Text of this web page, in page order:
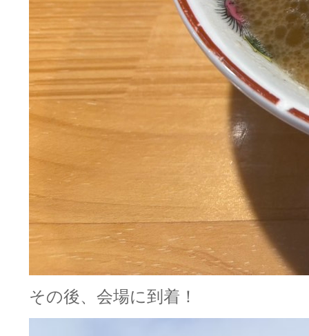
その後、会場に到着！